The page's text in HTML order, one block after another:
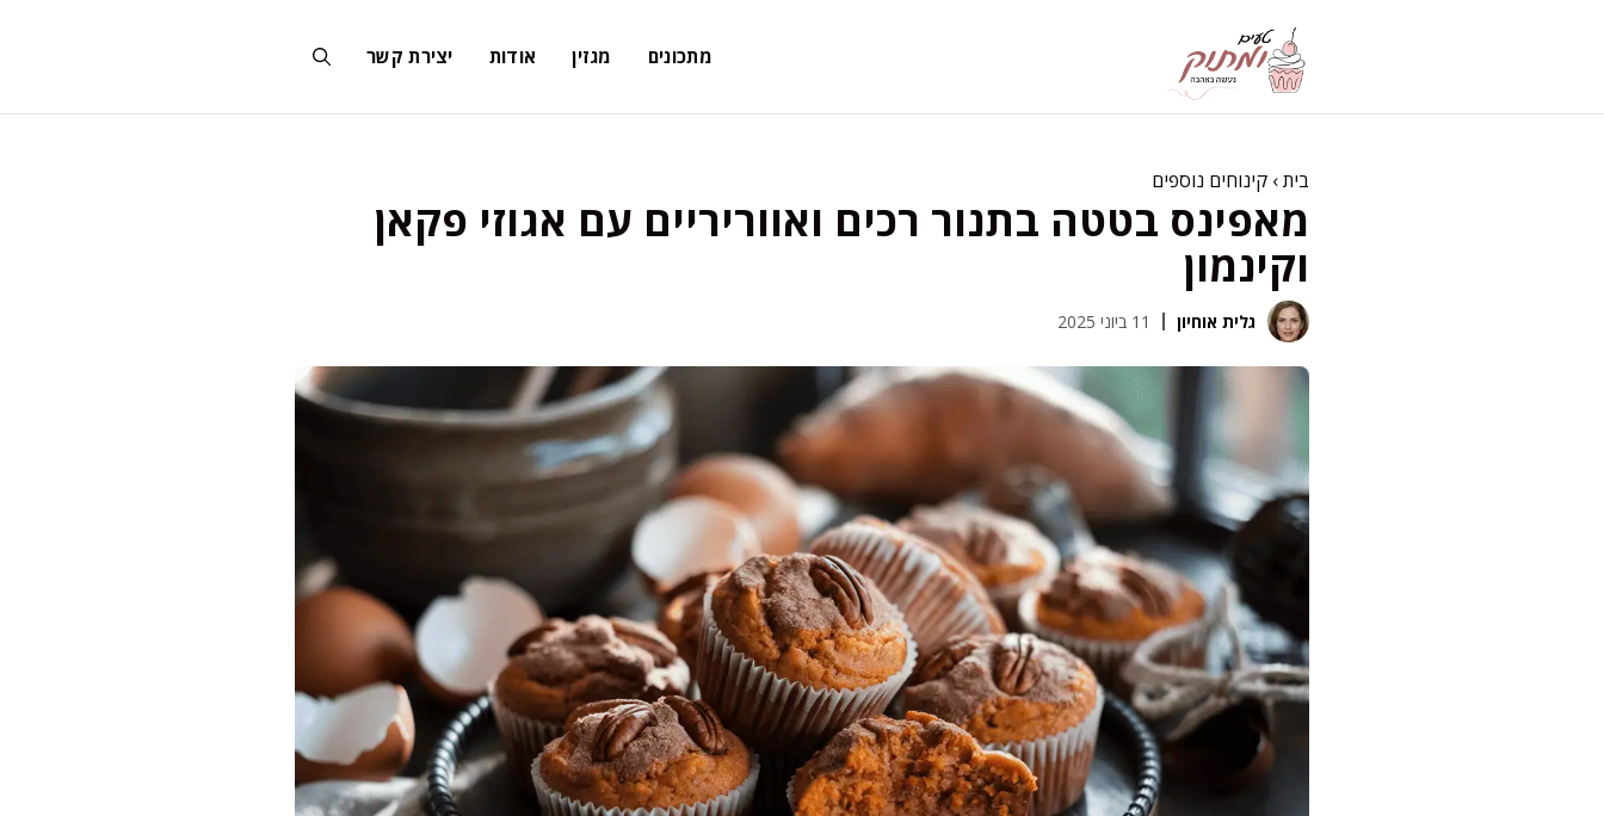
מתכונים מגזין אודות יצירת קשר
בית› קינוחים נוספים
מאפינס בטטה בתנור רכים ואווריריים עם אגוזי פקאן
וקינמון
גלית אוחיון 11 ביוני 2025